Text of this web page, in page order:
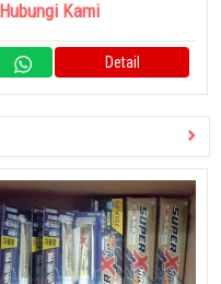
Paket 1L 11%
Hubungi Kami
Detail